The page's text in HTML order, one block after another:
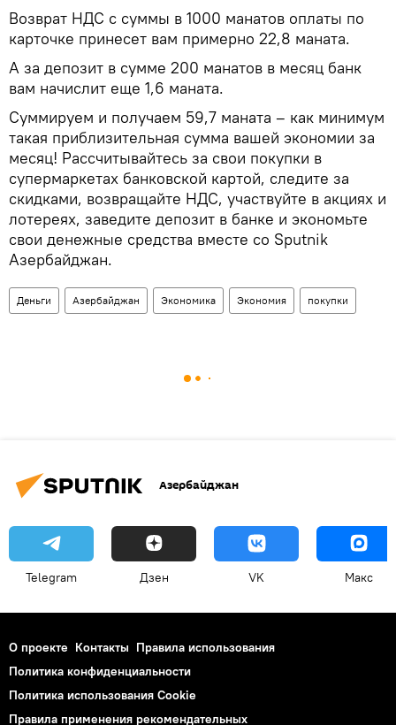
Возврат НДС с суммы в 1000 манатов оплаты по
карточке принесет вам примерно 22,8 маната.
А за депозит в сумме 200 манатов в месяц банк
вам начислит еще 1,6 маната.
Суммируем и получаем 59,7 маната – как минимум
такая приблизительная сумма вашей экономии за
месяц! Рассчитывайтесь за свои покупки в
супермаркетах банковской картой, следите за
скидками, возвращайте НДС, участвуйте в акциях и
лотереях, заведите депозит в банке и экономьте
свои денежные средства вместе со Sputnik
Азербайджан.
Деньги Азербайджан Экономика Экономия покупки
Азербайджан
Telegram Дзен VK Макс
О проекте Контакты Правила использования
Политика конфиденциальности
Политика использования Cookie
Правила применения рекомендательных